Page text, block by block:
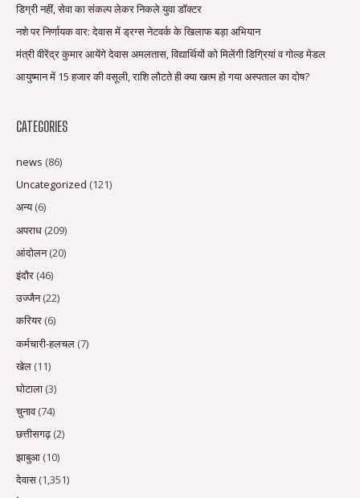
डिग्री नहीं, सेवा का संकल्प लेकर निकले युवा डॉक्टर
नशे पर निर्णायक वार: देवास में ड्रग्स नेटवर्क के खिलाफ बड़ा अभियान
मंत्री वीरेंद्र कुमार आयेंगे देवास अमलतास, विद्यार्थियों को मिलेंगी डिग्रियां व गोल्ड मेडल
आयुष्मान में 15 हजार की वसूली, राशि लौटते ही क्या खत्म हो गया अस्पताल का दोष?
CATEGORIES
news (86)
Uncategorized (121)
अन्य(6)
अपराध (209)
आंदोलन(20)
इंदौर (46)
उज्जैन(22)
करियर (6)
कर्मचारी-हलचल (7)
खेल (11)
घोटाला (3)
चुनाव(74)
छत्तीसगढ़(2)
झाबुआ (10)
देवास (1,351)